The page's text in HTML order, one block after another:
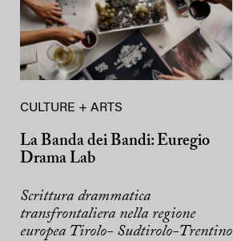
CULTURE + ARTS
La Banda dei Bandi: Euregio
Drama Lab
Scrittura drammatica
transfrontaliera nella regione
europea Tirolo- Sudtirolo-Trentino